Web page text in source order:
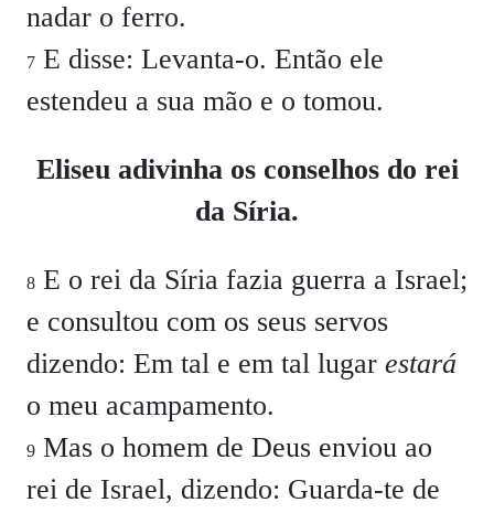
nadar o ferro.
7 E disse: Levanta-o. Então ele
estendeu a sua mão e o tomou.
Eliseu adivinha os conselhos do rei
da Síria.
8 E o rei da Síria fazia guerra a Israel;
e consultou com os seus servos
dizendo: Em tal e em tal lugar estará
o meu acampamento.
9 Mas o homem de Deus enviou ao
rei de Israel, dizendo: Guarda-te de